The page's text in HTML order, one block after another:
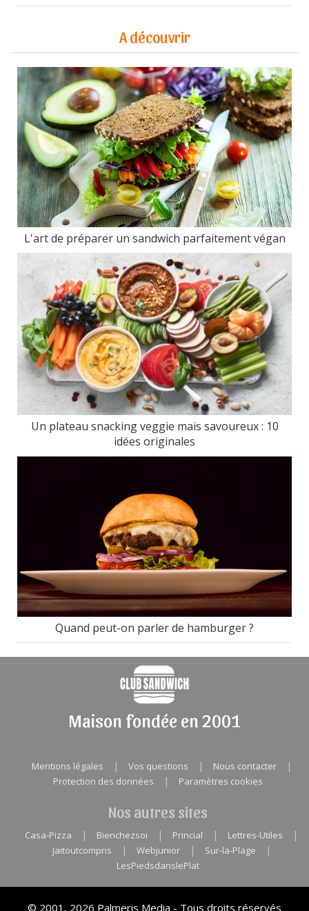
A découvrir
L'art de préparer un sandwich parfaitement végan
Un plateau snacking veggie mais savoureux : 10
idées originales
Quand peut-on parler de hamburger ?
Maison fondée en 2001
Mentions légales | Vos questions | Nous contacter |
Protection des données | Paramètres cookies
Nos autres sites
Casa-Pizza | Bienchezsoi | Princial | Lettres-Utiles |
Jaitoutcompris | Webjunior | Sur-la-Plage |
LesPiedsdanslePlat
© 2001, 2026 Palmeris Media - Tous droits réservés